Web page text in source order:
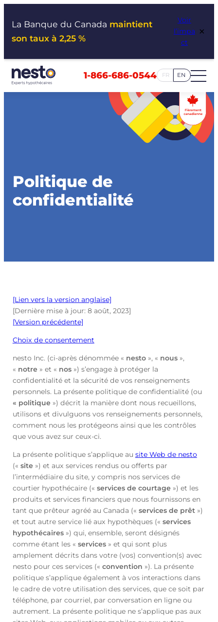
La Banque du Canada maintient
son taux à 2,25 %
Voir
l’impa
ct
×
1-866-686-0544 FR EN
Politique de
confidentialité
[Lien vers la version anglaise]
[Dernière mise à jour: 8 août, 2023]
[Version précédente]
Choix de consentement
nesto Inc. (ci-après dénommée « nesto», « nous»,
« notre » et « nos») s’engage à protéger la
confidentialité et la sécurité de vos renseignements
personnels. La présente politique de confidentialité (ou
« politique ») décrit la manière dont nous recueillons,
utilisons et divulguons vos renseignements personnels,
comment nous les protégeons ainsi que les contrôles
que vous avez sur ceux-ci.
La présente politique s’applique au site Web de nesto
(« site ») et aux services rendus ou offerts par
l’intermédiaire du site, y compris nos services de
courtier hypothécaire (« services de courtage ») et les
produits et services financiers que nous fournissons en
tant que prêteur agréé au Canada (« services de prêt»)
et tout autre service lié aux hypothèques (« services
hypothécaires») qui, ensemble, seront désignés
comme étant les « services» et qui sont plus
amplement décrits dans votre (vos) convention(s) avec
nesto pour ces services (« convention »). La présente
politique s’applique également à vos interactions dans
le cadre de votre utilisation des services, que ce soit par
téléphone, par courriel, par conversation en ligne ou
autrement. La présente politique ne s’applique pas aux